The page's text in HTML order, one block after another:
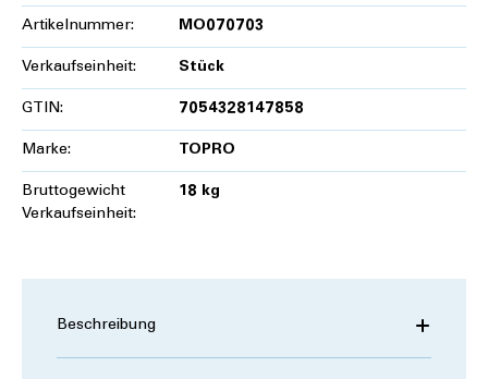
Artikelnummer: MO070703
Verkaufseinheit: Stück
GTIN: 7054328147858
Marke: TOPRO
Bruttogewicht
Verkaufseinheit:
18 kg
Beschreibung